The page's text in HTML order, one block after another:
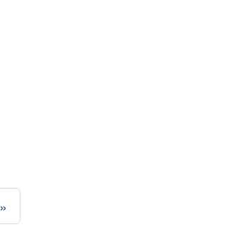
»